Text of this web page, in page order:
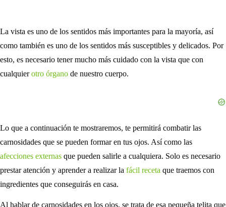
La vista es uno de los sentidos más importantes para la mayoría, así
como también es uno de los sentidos más susceptibles y delicados. Por
esto, es necesario tener mucho más cuidado con la vista que con
cualquierotro órgano de nuestro cuerpo.
Lo que a continuación te mostraremos, te permitirá combatir las
carnosidades que se pueden formar en tus ojos. Así como las
afecciones externas que pueden salirle a cualquiera. Solo es necesario
prestar atención y aprender a realizar la fácil receta que traemos con
ingredientes que conseguirás en casa.
Al hablar de carnosidades en los ojos, se trata de esa pequeña telita que